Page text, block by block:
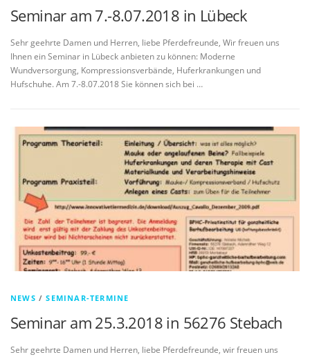
Seminar am 7.-8.07.2018 in Lübeck
Sehr geehrte Damen und Herren, liebe Pferdefreunde, Wir freuen uns
Ihnen ein Seminar in Lübeck anbieten zu können: Moderne
Wundversorgung, Kompressionsverbände, Huferkrankungen und
Hufschuhe. Am 7.-8.07.2018 Sie können sich bei …
NEWS /SEMINAR-TERMINE
Seminar am 25.3.2018 in 56276 Stebach
Sehr geehrte Damen und Herren, liebe Pferdefreunde, wir freuen uns